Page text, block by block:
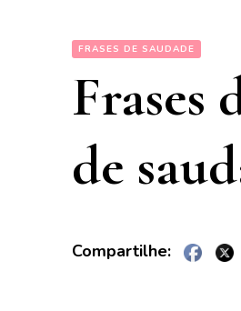
FRASES DE SAUDADE
Frases
de